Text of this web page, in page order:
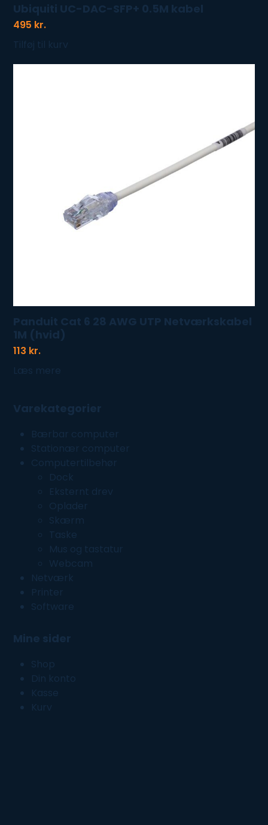
Ubiquiti UC-DAC-SFP+ 0.5M kabel
495 kr.
Tilføj til kurv
Panduit Cat 6 28 AWG UTP Netværkskabel
1M (hvid)
113 kr.
Læs mere
Varekategorier
Bærbar computer
Stationær computer
Computertilbehør
Dock
Eksternt drev
Oplader
Skærm
Taske
Mus og tastatur
Webcam
Netværk
Printer
Software
Mine sider
Shop
Din konto
Kasse
Kurv